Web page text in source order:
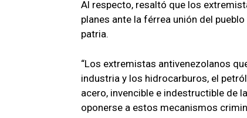
Al respecto, resaltó que los
planes ante la férrea unión del
patria.
“Los extremistas antivenezolanos
industria y los hidrocarburos, el
acero, invencible e indestructible de
oponerse a estos mecanismos